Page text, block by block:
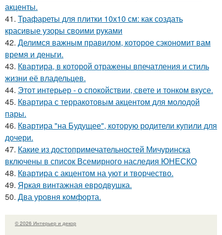
акценты.
41. Трафареты для плитки 10х10 см: как создать
красивые узоры своими руками
42. Делимся важным правилом, которое сэкономит вам
время и деньги.
43. Квартира, в которой отражены впечатления и стиль
жизни её владельцев.
44. Этот интерьер - о спокойствии, свете и тонком вкусе.
45. Квартира с терракотовым акцентом для молодой
пары.
46. Квартира "на Будущее", которую родители купили для
дочери.
47. Какие из достопримечательностей Мичуринска
включены в список Всемирного наследия ЮНЕСКО
48. Квартира с акцентом на уют и творчество.
49. Яркая винтажная евродвушка.
50. Два уровня комфорта.
© 2026 Интерьер и декор